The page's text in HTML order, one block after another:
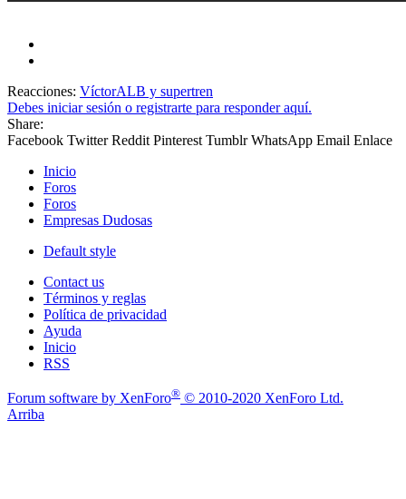
Reacciones: VíctorALB y supertren
Debes iniciar sesión o registrarte para responder aquí.
Share:
Facebook Twitter Reddit Pinterest Tumblr WhatsApp Email Enlace
Inicio
Foros
Foros
Empresas Dudosas
Default style
Contact us
Términos y reglas
Política de privacidad
Ayuda
Inicio
RSS
Forum software by XenForo® © 2010-2020 XenForo Ltd.
Arriba